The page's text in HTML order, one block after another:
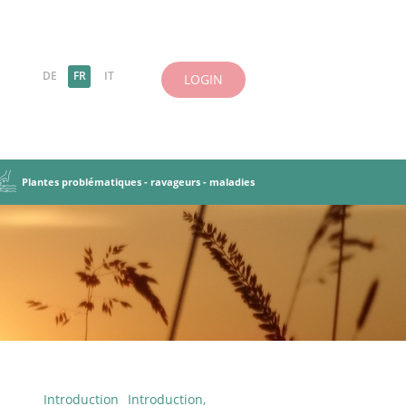
DE FR IT LOGIN
Objectifs et principes
et pâturages
légumineuses
Cultures dérobées
Plantes problématiques - ravageurs - maladies
Ravageurs, maladies
Introduction
Introduction,